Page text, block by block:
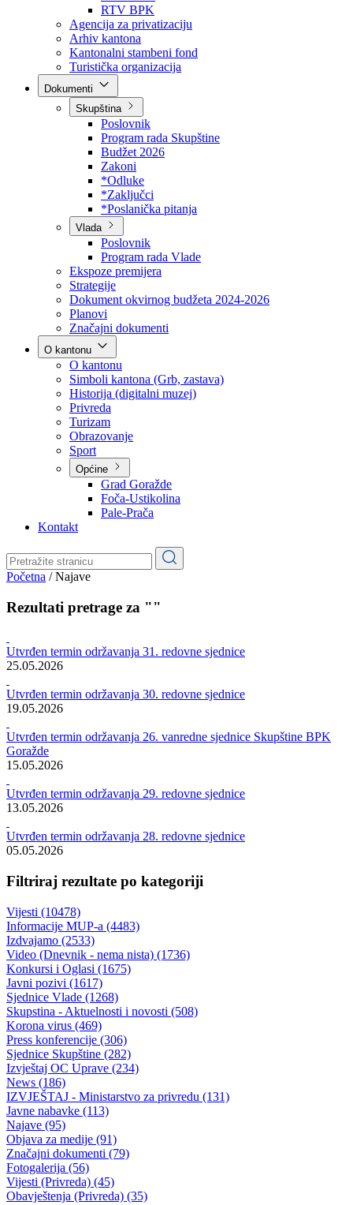
Direkcija za šumarstvo
Javna preduzeća
BPK šume
RTV BPK
Agencija za privatizaciju
Arhiv kantona
Kantonalni stambeni fond
Turistička organizacija
Skupština
Poslovnik
Program rada Skupštine
Budžet 2026
Zakoni
*Odluke
*Zaključci
*Poslanička pitanja
Vlada
Poslovnik
Program rada Vlade
Ekspoze premijera
Strategije
Dokument okvirnog budžeta 2024-2026
Planovi
Značajni dokumenti
O kantonu
O kantonu
Simboli kantona (Grb, zastava)
Historija (digitalni muzej)
Privreda
Turizam
Obrazovanje
Općine
Pale-Prača
Kontakt
Najave
Rezultati pretrage za ""